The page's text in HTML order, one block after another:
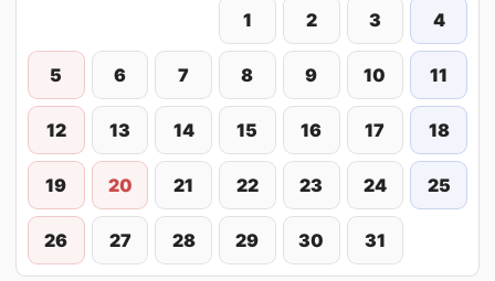
1 2 3 4
5 6 7 8 9 10 11
12 13 14 15 16 17 18
19 20 21 22 23 24 25
26 27 28 29 30 31